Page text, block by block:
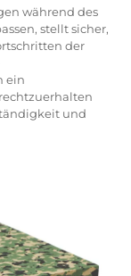
während des
stellt sicher,
der
ein
und